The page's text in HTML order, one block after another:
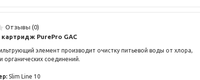
Отзывы (0)
PurePro GAC
элемент производит очистку питьевой воды от хлора,
органических соединений.
Slim Line 10